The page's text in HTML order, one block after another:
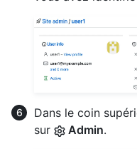
Dans le coin
sur
Admin.